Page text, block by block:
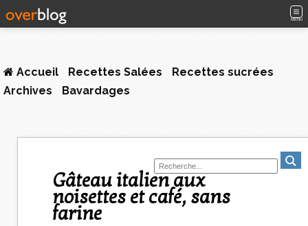
MENU
Accueil Recettes Salées
Recettes sucrées
Archives
Bavardages
Gâteau italien aux
noisettes et café, sans
farine